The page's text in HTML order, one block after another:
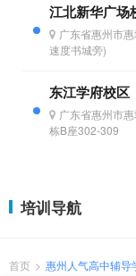
江北新华广场
广东省惠州市
速度书城旁)
东江学府校区
广东省惠州市
栋B座302-309
培训导航
首页 > 惠州人气高中辅导